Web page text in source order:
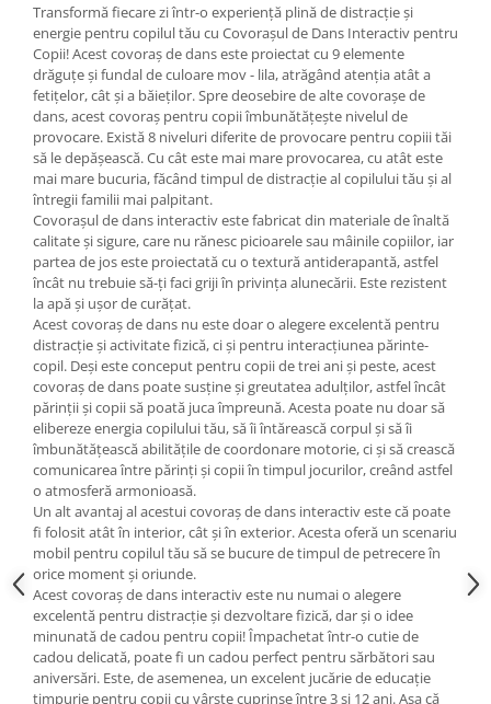
Transformă fiecare zi într-o experiență plină de distracție și
energie pentru copilul tău cu Covorașul de Dans Interactiv pentru
Copii! Acest covoraș de dans este proiectat cu 9 elemente
drăguțe și fundal de culoare mov - lila, atrăgând atenția atât a
fetițelor, cât și a băieților. Spre deosebire de alte covorașe de
dans, acest covoraș pentru copii îmbunătățește nivelul de
provocare. Există 8 niveluri diferite de provocare pentru copiii tăi
să le depășească. Cu cât este mai mare provocarea, cu atât este
mai mare bucuria, făcând timpul de distracție al copilului tău și al
întregii familii mai palpitant.
Covorașul de dans interactiv este fabricat din materiale de înaltă
calitate și sigure, care nu rănesc picioarele sau mâinile copiilor, iar
partea de jos este proiectată cu o textură antiderapantă, astfel
încât nu trebuie să-ți faci griji în privința alunecării. Este rezistent
la apă și ușor de curățat.
Acest covoraș de dans nu este doar o alegere excelentă pentru
distracție și activitate fizică, ci și pentru interacțiunea părinte-
copil. Deși este conceput pentru copii de trei ani și peste, acest
covoraș de dans poate susține și greutatea adulților, astfel încât
părinții și copii să poată juca împreună. Acesta poate nu doar să
elibereze energia copilului tău, să îi întărească corpul și să îi
îmbunătățească abilitățile de coordonare motorie, ci și să crească
comunicarea între părinți și copii în timpul jocurilor, creând astfel
o atmosferă armonioasă.
Un alt avantaj al acestui covoraș de dans interactiv este că poate
fi folosit atât în interior, cât și în exterior. Acesta oferă un scenariu
mobil pentru copilul tău să se bucure de timpul de petrecere în
orice moment și oriunde.
Acest covoraș de dans interactiv este nu numai o alegere
excelentă pentru distracție și dezvoltare fizică, dar și o idee
minunată de cadou pentru copii! Împachetat într-o cutie de
cadou delicată, poate fi un cadou perfect pentru sărbători sau
aniversări. Este, de asemenea, un excelent jucărie de educație
timpurie pentru copii cu vârste cuprinse între 3 și 12 ani. Așa că